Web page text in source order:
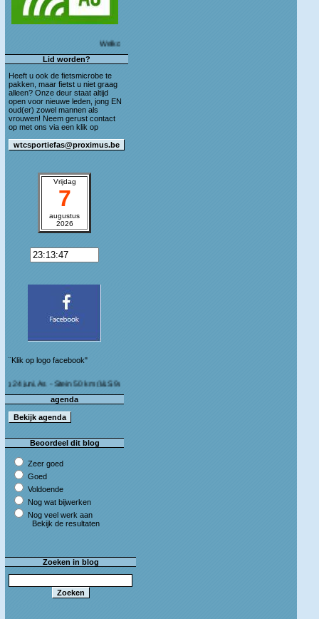
Welkom op de blog van WTC Sportief As!
Lid worden?
Heeft u ook de fietsmicrobe te
pakken, maar fietst u niet graag
alleen? Onze deur staat altijd
open voor nieuwe leden, jong EN
oud(er) zowel mannen als
vrouwen! Neem gerust contact
op met ons via een klik op
Vrijdag
7
augustus
2026
¨Klik op logo facebook"
- Stein 50 km (I&S 9u - 10u30) Café Bij die van ons As
agenda
Beoordeel dit blog
Zeer goed
Goed
Voldoende
Nog wat bijwerken
Nog veel werk aan
Bekijk de resultaten
Zoeken in blog